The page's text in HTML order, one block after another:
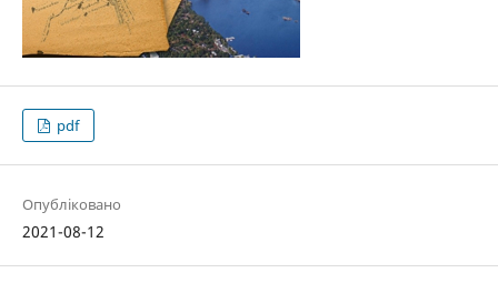
pdf
Опубліковано
2021-08-12